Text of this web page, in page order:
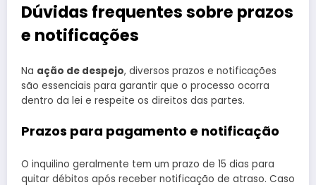
Dúvidas frequentes sobre prazos
e notificações
Na ação de despejo, diversos prazos e notificações
são essenciais para garantir que o processo ocorra
dentro da lei e respeite os direitos das partes.
Prazos para pagamento e notificação
O inquilino geralmente tem um prazo de 15 dias para
quitar débitos após receber notificação de atraso. Caso